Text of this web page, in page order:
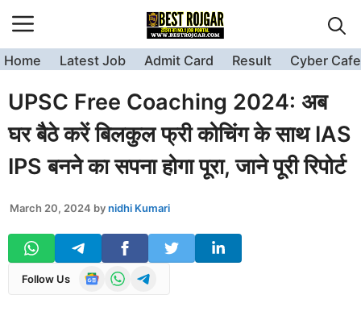
to
content
Home Latest Job Admit Card Result Cyber Cafe
UPSC Free Coaching 2024: अब
घर बैठे करें बिलकुल फ्री कोचिंग के साथ IAS
IPS बनने का सपना होगा पूरा, जाने पूरी रिपोर्ट
March 20, 2024 bynidhi Kumari
Follow Us